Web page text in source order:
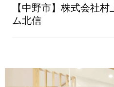
【中野市】株式会社
ム北信